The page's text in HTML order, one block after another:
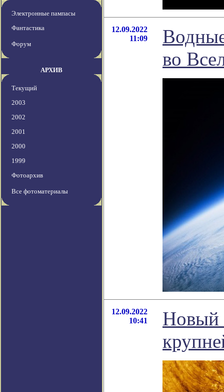
Электронные пампасы
Фантастика
Форум
АРХИВ
Текущий
2003
2002
2001
2000
1999
Фотоархив
Все фотоматериалы
12.09.2022
11:09
во
12.09.2022
10:41
Новый